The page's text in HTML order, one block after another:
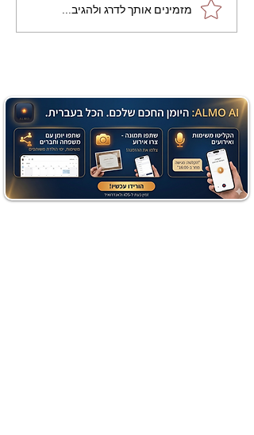
מתכון מנצח עוגת מייפל
שוקולד בחושה וקלה - זיוה
מזמינים אותך לדרג ולהגיב...